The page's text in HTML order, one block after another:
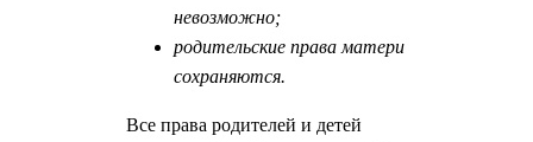
невозможно;
родительские права матери
сохраняются.
Все права родителей и детей